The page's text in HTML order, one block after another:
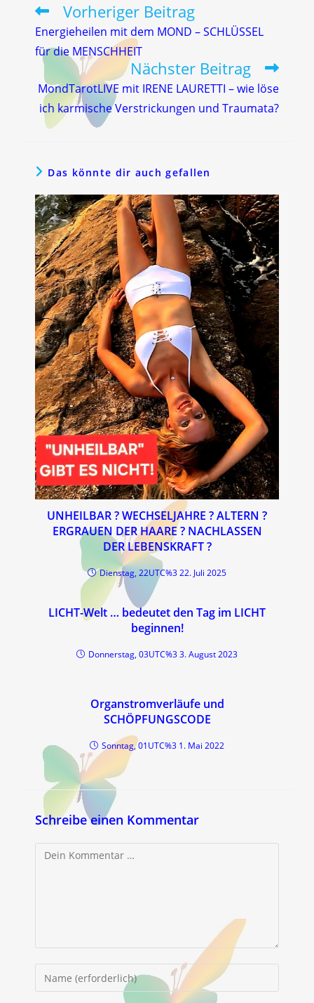
Weitere
ansehen
Vorheriger Beitrag
Energieheilen mit dem MOND – SCHLÜSSEL
für die MENSCHHEIT
Nächster Beitrag
MondTarotLIVE mit IRENE LAURETTI – wie löse
ich karmische Verstrickungen und Traumata?
Das könnte dir auch gefallen
UNHEILBAR ? WECHSELJAHRE ? ALTERN ?
ERGRAUEN DER HAARE ? NACHLASSEN
DER LEBENSKRAFT ?
Dienstag, 22UTC%3 22. Juli 2025
LICHT-Welt … bedeutet den Tag im LICHT
beginnen!
Donnerstag, 03UTC%3 3. August 2023
Organstromverläufe und
SCHÖPFUNGSCODE
Sonntag, 01UTC%3 1. Mai 2022
Schreibe einen Kommentar
Kommentar
deinen